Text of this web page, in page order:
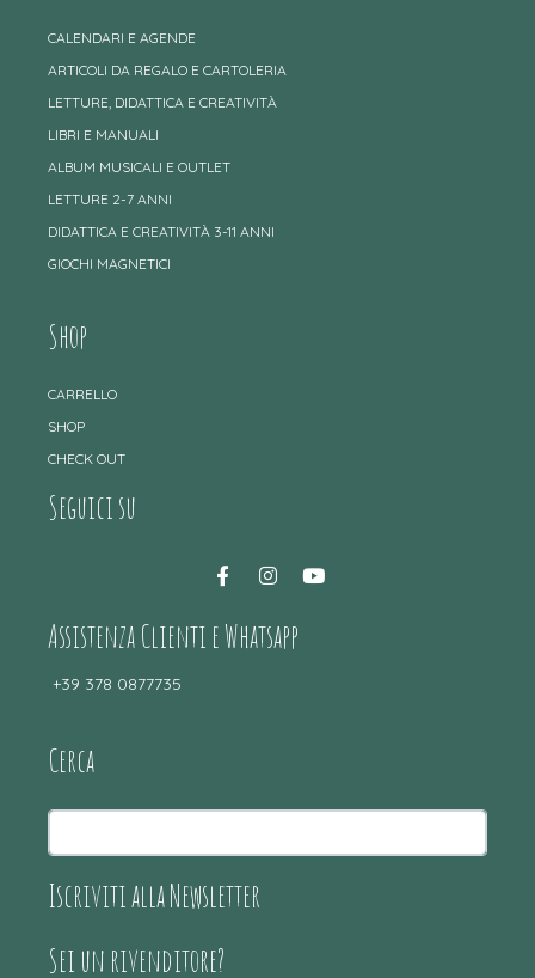
CALENDARI E AGENDE
ARTICOLI DA REGALO E CARTOLERIA
LETTURE, DIDATTICA E CREATIVITÀ
LIBRI E MANUALI
ALBUM MUSICALI E OUTLET
LETTURE 2-7 ANNI
DIDATTICA E CREATIVITÀ 3-11 ANNI
GIOCHI MAGNETICI
Shop
CARRELLO
SHOP
CHECK OUT
Seguici su
Assistenza Clienti e Whatsapp
+39 378 0877735
Cerca
Iscriviti alla Newsletter
Sei un rivenditore?